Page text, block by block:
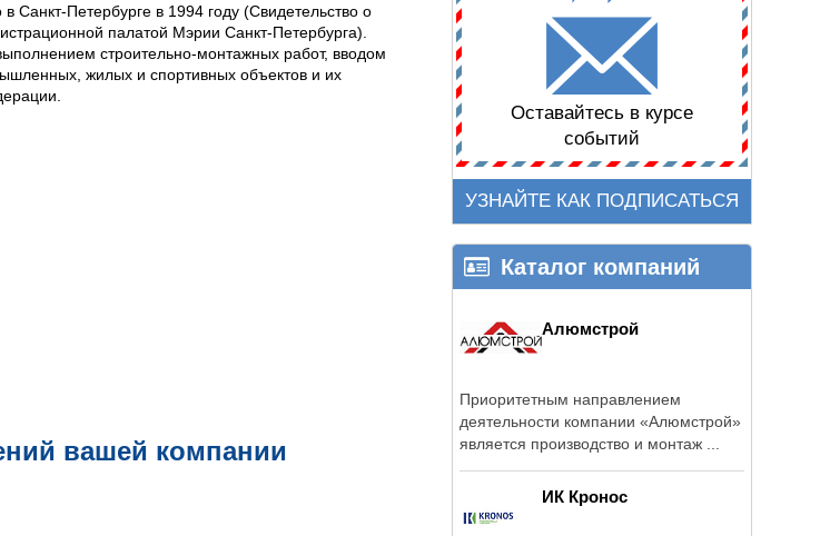
Петербурге в 1994 году (Свидетельство о
палатой Мэрии Санкт-Петербурга).
строительно-монтажных работ, вводом
жилых и спортивных объектов и их
вашей компании
Оставайтесь в курсе
событий
УЗНАЙТЕ КАК ПОДПИСАТЬСЯ
Каталог компаний
Алюмстрой
Приоритетным направлением
деятельности компании «Алюмстрой»
является производство и монтаж ...
ИК Кронос